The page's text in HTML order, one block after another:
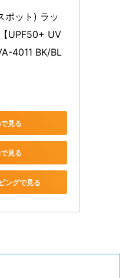
ポット) ラッ
UPF50+ UV
4011 BK/BL
見る
見る
ングで見る